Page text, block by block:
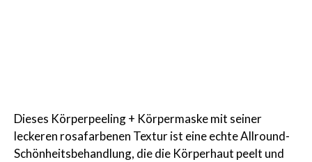
Dieses Körperpeeling + Körpermaske mit seiner
leckeren rosafarbenen Textur ist eine echte Allround-
Schönheitsbehandlung, die die Körperhaut peelt und